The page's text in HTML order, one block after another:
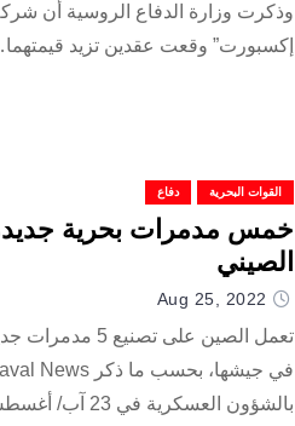
وذكرت وزارة الدفاع الروسية أن
إكسبورت” وقعت عقدين تزيد
القوات البحرية دفاع
خمس مدمرات بحرية
الصيني
Aug 25, 2022
تعمل الصين على
بالشؤون